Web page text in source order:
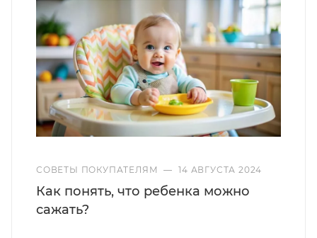
СОВЕТЫ ПОКУПАТЕЛЯМ — 14 АВГУСТА 2024
Как понять, что ребенка можно
сажать?